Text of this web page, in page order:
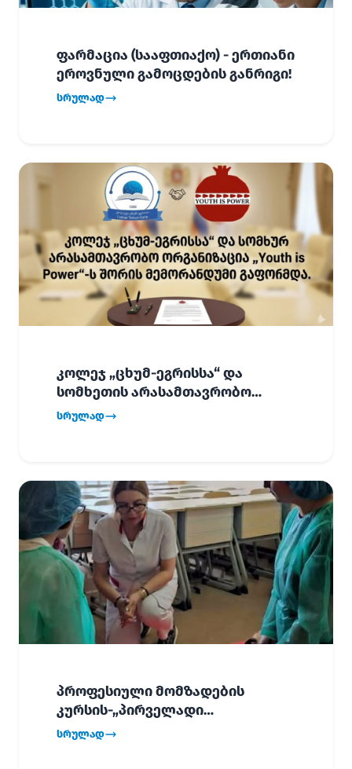
ფარმაცია (სააფთიაქო) - ერთიანი
ეროვნული გამოცდების განრიგი!
სრულად
კოლეჯ „ცხუმ-ეგრისსა“ და
სომხეთის არასამთავრობო
ორგანიზაცია „Youth is Power“-ს
სრულად
პროფესიული მომზადების
კურსის-„პირველადი
გადაუდებელი დახმარება“,
სრულად